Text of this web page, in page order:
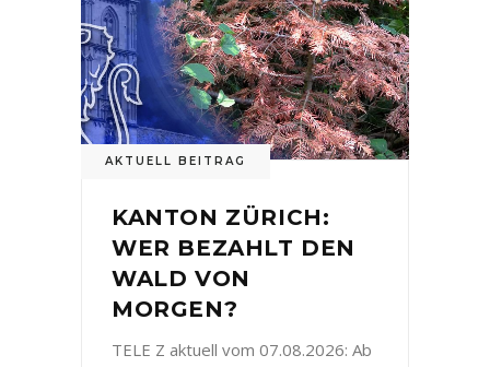
AKTUELL BEITRAG
KANTON ZÜRICH:
WER BEZAHLT DEN
WALD VON
MORGEN?
TELE Z aktuell vom 07.08.2026: Ab